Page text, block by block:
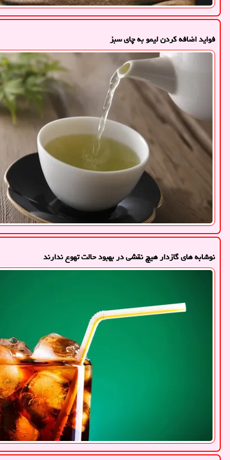
فواید اضافه کردن لیمو به چای سبز
نوشابه های گازدار هیچ نقشی در بهبود حالت تهوع ندارند